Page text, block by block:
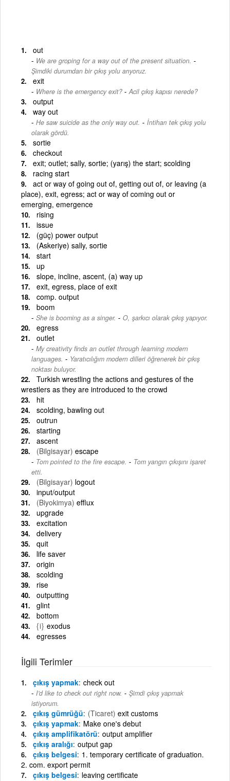
out
We are groping for a way out of the present situation. -
Şimdiki durumdan bir çıkış yolu arıyoruz.
exit
Where is the emergency exit? - Acil çıkış kapısı nerede?
output
way out
He saw suicide as the only way out. - İntiharı tek çıkış yolu
olarak gördü.
sortie
checkout
exit; outlet; sally, sortie; (yarış) the start; scolding
racing start
act or way of going out of, getting out of, or leaving (a
place), exit, egress; act or way of coming out or
emerging, emergence
rising
issue
(güç) power output
(Askeriye) sally, sortie
start
up
slope, incline, ascent, (a) way up
exit, egress, place of exit
comp. output
boom
She is booming as a singer. - O, şarkıcı olarak çıkış yapıyor.
egress
outlet
My creativity finds an outlet through learning modern
languages. - Yaratıcılığım modern dilleri öğrenerek bir çıkış
noktası buluyor.
Turkish wrestling the actions and gestures of the
wrestlers as they are introduced to the crowd
hit
scolding, bawling out
outrun
starting
ascent
(Bilgisayar) escape
Tom pointed to the fire escape. - Tom yangın çıkışını işaret
etti.
(Bilgisayar) logout
input/output
(Biyokimya) efflux
upgrade
excitation
delivery
quit
life saver
origin
scolding
rise
outputting
glint
bottom
{i} exodus
egresses
İlgili Terimler
çıkış yapmak check out
I'd like to check out right now. - Şimdi çıkış yapmak
istiyorum.
çıkış gümrüğü (Ticaret) exit customs
çıkış yapmak Make one's debut
çıkış amplifikatörü output amplifier
çıkış aralığı output gap
çıkış belgesi 1. temporary certificate of graduation.
2. com. export permit
çıkış belgesi leaving certificate